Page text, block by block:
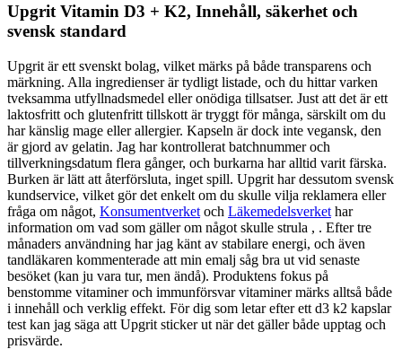
Upgrit Vitamin D3 + K2, Innehåll, säkerhet och
svensk standard
Upgrit är ett svenskt bolag, vilket märks på både transparens och
märkning. Alla ingredienser är tydligt listade, och du hittar varken
tveksamma utfyllnadsmedel eller onödiga tillsatser. Just att det är ett
laktosfritt och glutenfritt tillskott är tryggt för många, särskilt om du
har känslig mage eller allergier. Kapseln är dock inte vegansk, den
är gjord av gelatin. Jag har kontrollerat batchnummer och
tillverkningsdatum flera gånger, och burkarna har alltid varit färska.
Burken är lätt att återförsluta, inget spill. Upgrit har dessutom svensk
kundservice, vilket gör det enkelt om du skulle vilja reklamera eller
fråga om något, Konsumentverket och Läkemedelsverket har
information om vad som gäller om något skulle strula , . Efter tre
månaders användning har jag känt av stabilare energi, och även
tandläkaren kommenterade att min emalj såg bra ut vid senaste
besöket (kan ju vara tur, men ändå). Produktens fokus på
benstomme vitaminer och immunförsvar vitaminer märks alltså både
i innehåll och verklig effekt. För dig som letar efter ett d3 k2 kapslar
test kan jag säga att Upgrit sticker ut när det gäller både upptag och
prisvärde.